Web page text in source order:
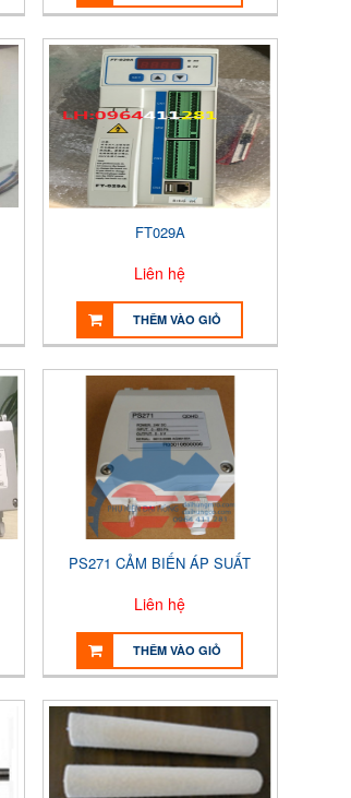
FT029A
Liên hệ
THÊM VÀO GIỎ
PS271 CẢM BIẾN ÁP SUẤT
Liên hệ
THÊM VÀO GIỎ